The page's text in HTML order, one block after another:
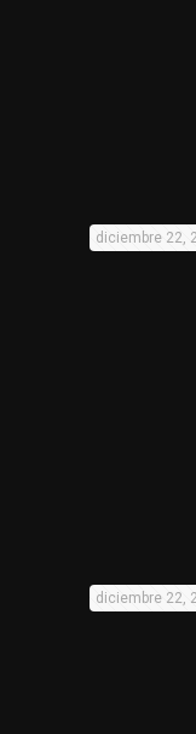
diciembre 22,
diciembre 22,